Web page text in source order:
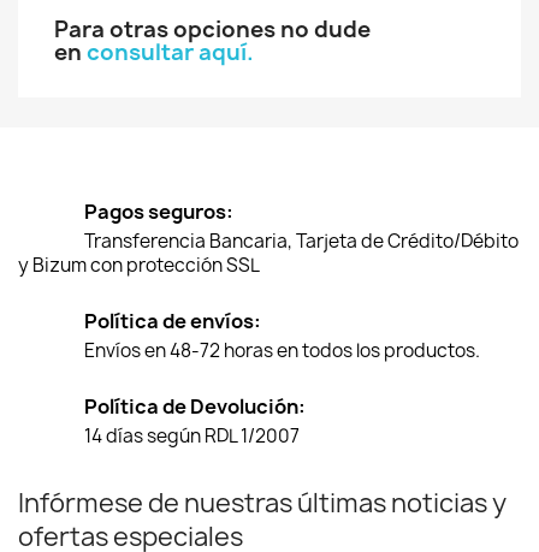
Para otras opciones no dude
en consultar aquí.
Pagos seguros:
Transferencia Bancaria, Tarjeta de Crédito/Débito
y Bizum con protección SSL
Política de envíos:
Envíos en 48-72 horas en todos los productos.
Política de Devolución:
14 días según RDL 1/2007
Infórmese de nuestras últimas noticias y
ofertas especiales